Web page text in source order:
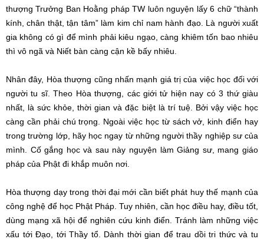
thượng Trưởng Ban Hoằng pháp TW luôn nguyện lấy 6 chữ “thành
kính, chân thật, tận tâm” làm kim chỉ nam hành đạo. Là người xuất
gia không có gì để mình phải kiêu ngạo, càng khiêm tốn bao nhiêu
thì vô ngã và Niết bàn càng cận kề bấy nhiêu.
Nhân đây, Hòa thượng cũng nhấn mạnh giá trị của việc học đối với
người tu sĩ. Theo Hòa thượng, các giới tử hiện nay có 3 thứ giàu
nhất, là sức khỏe, thời gian và đặc biệt là trí tuệ. Bởi vậy việc học
càng cần phải chú trọng. Ngoài việc học từ sách vở, kinh điển hay
trong trường lớp, hãy học ngay từ những người thầy nghiệp sư của
mình. Cố gắng học và sau này nguyện làm Giảng sư, mang giáo
pháp của Phật đi khắp muôn nơi.
Hòa thượng dạy trong thời đại mới cần biết phát huy thế mạnh của
công nghệ để học Phật Pháp. Tuy nhiên, cần học điều hay, điều tốt,
dùng mạng xã hội để nghiên cứu kinh điển. Tránh làm những việc
xấu tới Đạo, tới Thầy tổ. Dành thời gian để trau dồi tri thức và tu